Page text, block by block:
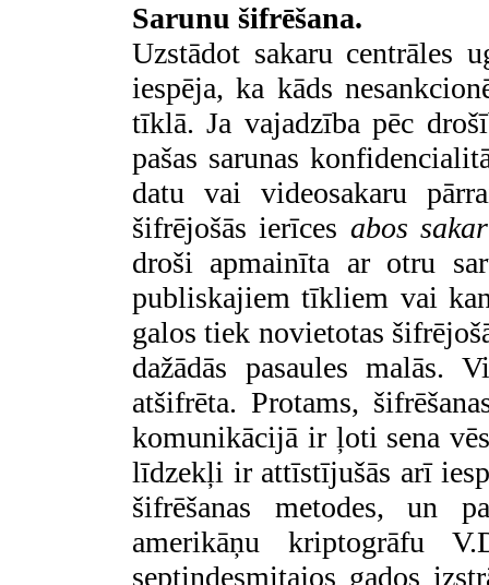
Sarunu šifrēšana.
Uzstādot sakaru centrāles
iespēja, ka kāds
tīklā. Ja vajadzība pēc
pašas sarunas
datu vai videosakaru
šifrējošās ierīces abos
droši apmainīta ar otru
publiskajiem tīkliem vai
galos tiek novietotas
dažādās pasaules malās.
atšifrēta. Protams,
komunikācijā ir ļoti sena
līdzekļi ir attīstījušās arī
šifrēšanas metodes, un
amerikāņu kriptogrāfu
septiņdesmitajos gados